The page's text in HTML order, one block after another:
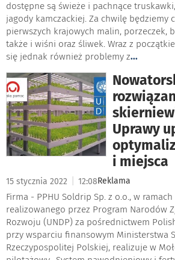
dostępne są świeże i pachnące
jagody kamczackiej. Za chwilę będziemy
pierwszych krajowych malin, porzeczek,
także i wiśni oraz śliwek. Wraz z
się jednak również problemy z...
Uprawy
i miejsca
15 stycznia 2022 12:08Reklama
Firma - PPHU Soldrip Sp. z o.o., w
realizowanego przez Program Narodów
Rozwoju (UNDP) za pośrednictwem
przy wsparciu finansowym Ministerstwa
Rzeczypospolitej Polskiej, realizuje w